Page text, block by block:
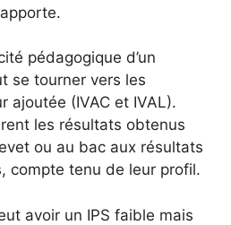
pédagogique d’un
se tourner vers les
ajoutée (IVAC et IVAL).
les résultats obtenus
ou au bac aux résultats
compte tenu de leur profil.
avoir un IPS faible mais